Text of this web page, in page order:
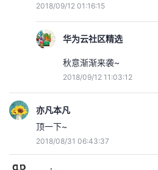
2018/09/12 01:16:15
华为云社区精选
秋意渐渐来袭~
2018/09/12 11:03:12
亦凡本凡
顶一下~
2018/08/31 06:43:37